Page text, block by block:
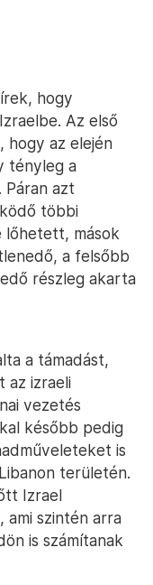
hogy
Az első
hogy az elején
tényleg a
azt
többi
lőhetett, mások
a felsőbb
részleg akarta
a támadást,
az izraeli
vezetés
később pedig
is
területén.
Izrael
ami szintén arra
is számítanak